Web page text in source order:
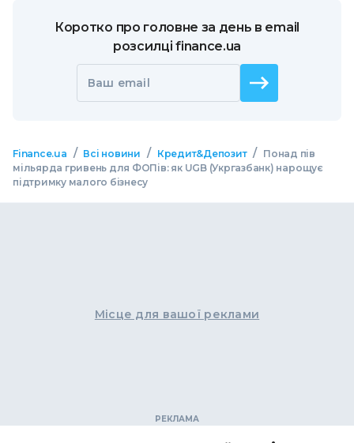
Коротко про головне за день в email
розсилці finance.ua
Ваш email
Finance.ua / Всі новини / Кредит&Депозит / Понад пів
мільярда гривень для ФОПів: як UGB (Укргазбанк) нарощує
підтримку малого бізнесу
Місце для вашої реклами